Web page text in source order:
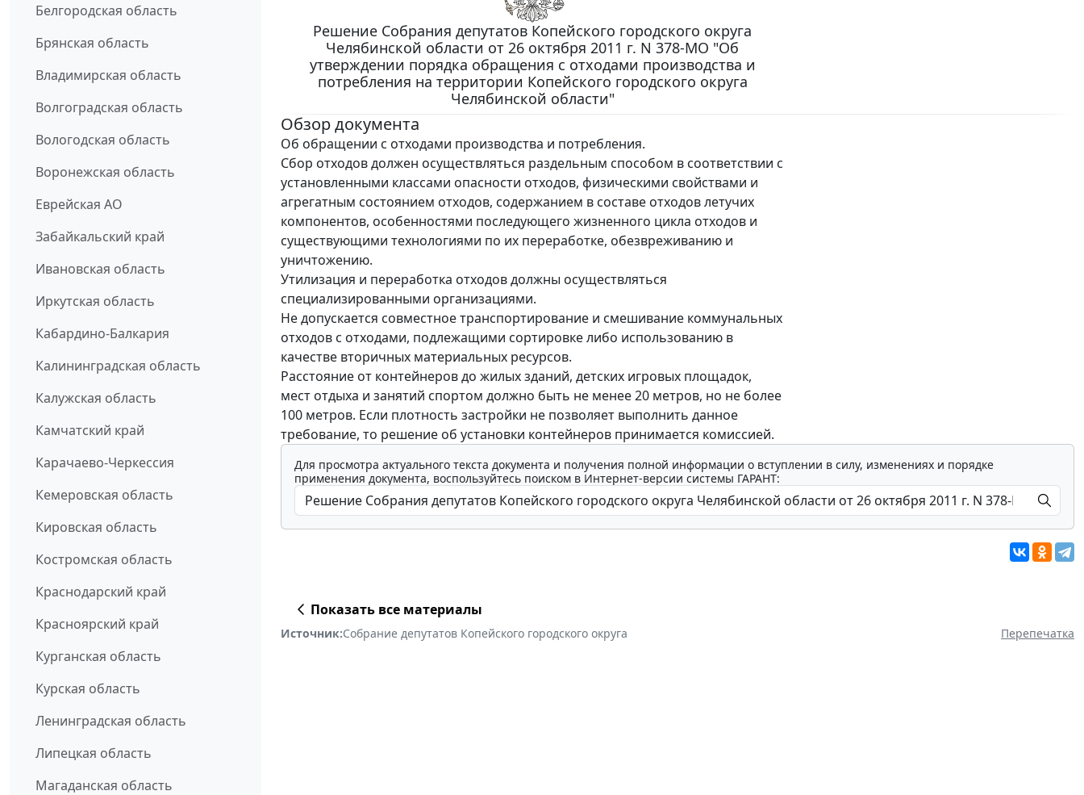
Белгородская область
Брянская область
Владимирская область
Волгоградская область
Вологодская область
Воронежская область
Еврейская АО
Забайкальский край
Ивановская область
Иркутская область
Кабардино-Балкария
Калининградская область
Калужская область
Камчатский край
Карачаево-Черкессия
Кемеровская область
Кировская область
Костромская область
Краснодарский край
Красноярский край
Курганская область
Курская область
Ленинградская область
Липецкая область
Магаданская область
Решение Собрания депутатов Копейского городского округа
Челябинской области от 26 октября 2011 г. N 378-МО "Об
утверждении порядка обращения с отходами производства и
потребления на территории Копейского городского округа
Челябинской области"
Обзор документа
Об обращении с отходами производства и потребления.
Сбор отходов должен осуществляться раздельным способом в соответствии с
установленными классами опасности отходов, физическими свойствами и
агрегатным состоянием отходов, содержанием в составе отходов летучих
компонентов, особенностями последующего жизненного цикла отходов и
существующими технологиями по их переработке, обезвреживанию и
уничтожению.
Утилизация и переработка отходов должны осуществляться
специализированными организациями.
Не допускается совместное транспортирование и смешивание коммунальных
отходов с отходами, подлежащими сортировке либо использованию в
качестве вторичных материальных ресурсов.
Расстояние от контейнеров до жилых зданий, детских игровых площадок,
мест отдыха и занятий спортом должно быть не менее 20 метров, но не более
100 метров. Если плотность застройки не позволяет выполнить данное
требование, то решение об установки контейнеров принимается комиссией.
Для просмотра актуального текста документа и получения полной информации о вступлении в силу, изменениях и порядке
применения документа, воспользуйтесь поиском в Интернет-версии системы ГАРАНТ:
Показать все материалы
Источник:Собрание депутатов Копейского городского округа Перепечатка